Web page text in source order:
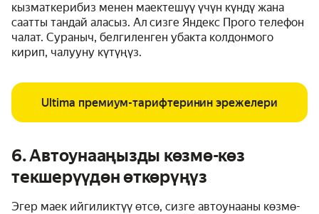
кызматкерибиз менен маектешүү үчүн күндү жана
саатты тандай аласыз. Ал сизге Яндекс Прого телефон
чалат. Сураныч, белгиленген убакта колдонмого
кирип, чалууну күтүңүз.
Ultima премиум-тарифтеринин эрежелери
6. Автоунааңызды көзмө-көз
текшерүүдөн өткөрүңүз
Эгер маек ийгиликтүү өтсө, сизге автоунааны көзмө-